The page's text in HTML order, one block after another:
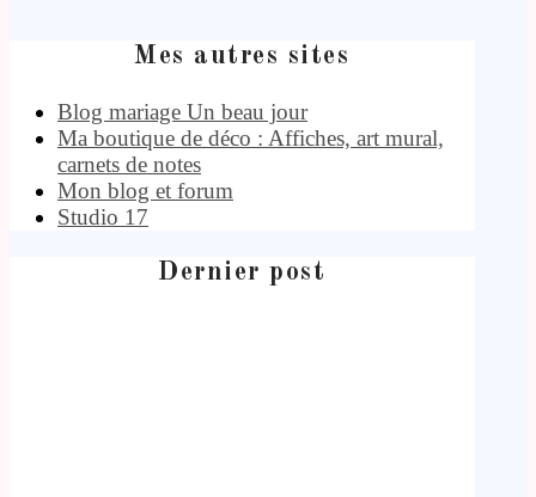
Mes autres sites
Blog mariage Un beau jour
Ma boutique de déco : Affiches, art mural,
carnets de notes
Mon blog et forum
Studio 17
Dernier post